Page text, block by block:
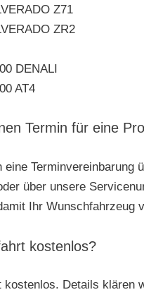
Z71
ZR2
DENALI
AT4
Termin für eine
Terminvereinbarung
über unsere
Ihr Wunschfahrzeug
kostenlos?
kostenlos. Details klären